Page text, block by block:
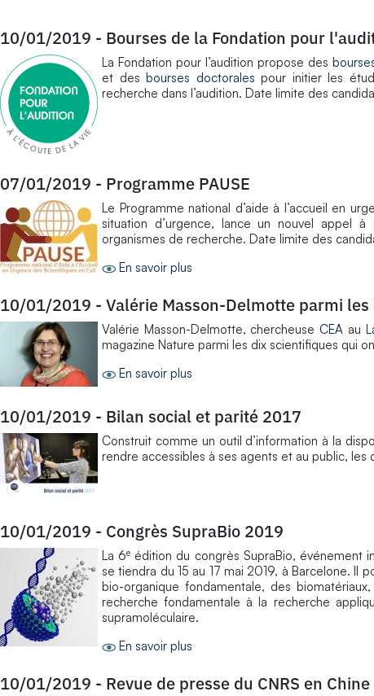
10/01/2019 - Bourses de la Fondation pour
La Fondation pour l’audition propose des
et des bourses doctorales pour initier les
recherche dans l’audition. Date limite des
07/01/2019 - Programme PAUSE
Le Programme national d’aide à l’accueil en
situation d’urgence, lance un nouvel appel
organismes de recherche. Date limite des
En savoir plus
10/01/2019 - Valérie Masson-Delmotte parmi
Valérie Masson-Delmotte, chercheuse CEA au
magazine Nature parmi les dix scientifiques qui
En savoir plus
10/01/2019 - Bilan social et parité 2017
Construit comme un outil d’information à la
rendre accessibles à ses agents et au public,
10/01/2019 - Congrès SupraBio 2019
La 6e édition du congrès SupraBio, événement
se tiendra du 15 au 17 mai 2019, à Barcelone. Il
bio-organique fondamentale, des
recherche fondamentale à la recherche
supramoléculaire.
En savoir plus
10/01/2019 - Revue de presse du CNRS en Chine